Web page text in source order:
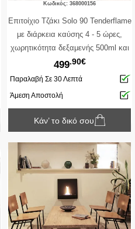
Κωδικός: 368000156
Επιτοίχιο Tζάκι Solo 90 Tenderflame
με διάρκεια καύσης 4 - 5 ώρες,
χωρητικότητα δεξαμενής 500ml και
διαστάσεις 45x23x45cm - Black
499.90€
Παραλαβή Σε 30 Λεπτά
Άμεση Αποστολή
Κάν’ το δικό σου